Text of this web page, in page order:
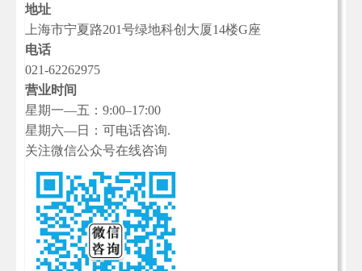
地址
上海市宁夏路201号绿地科创大厦14楼G座
电话
021-62262975
营业时间
星期一—五：9:00–17:00
星期六—日：可电话咨询.
关注微信公众号在线咨询